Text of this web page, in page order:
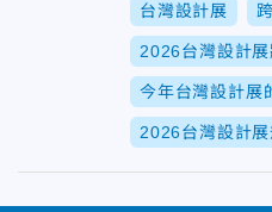
台灣設計展
2026台灣設計
今年台灣設計展
2026台灣設計